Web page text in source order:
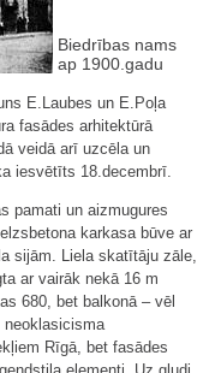
Biedrības nams
ap 1900.gadu
E.Laubes un E.Poļa
fasādes arhitektūrā
veidā arī uzcēla un
iesvētīts 18.decembrī.
pamati un aizmugures
karkasa būve ar
sijām. Liela skatītāju zāle,
ar vairāk nekā 16 m
680, bet balkonā – vēl
Rīgā, bet fasādes